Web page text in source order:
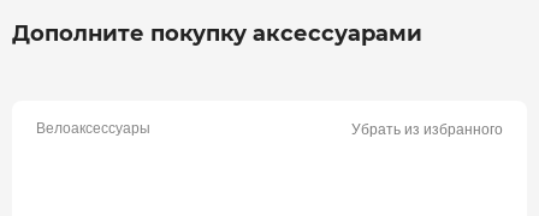
Дополните покупку аксессуарами
Велоаксессуары Убрать из избранного